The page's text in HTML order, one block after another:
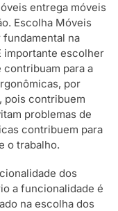
entrega móveis
Escolha Móveis
na
importante escolher
para a
por
pois contribuem
problemas de
contribuem para
o trabalho.
dos
a funcionalidade é
na escolha dos